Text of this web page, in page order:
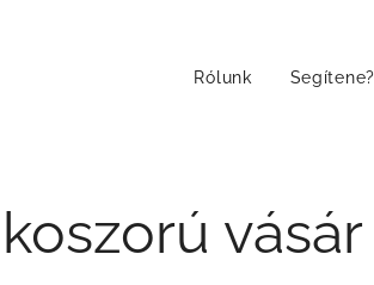
Rólunk Segítene?
vásár